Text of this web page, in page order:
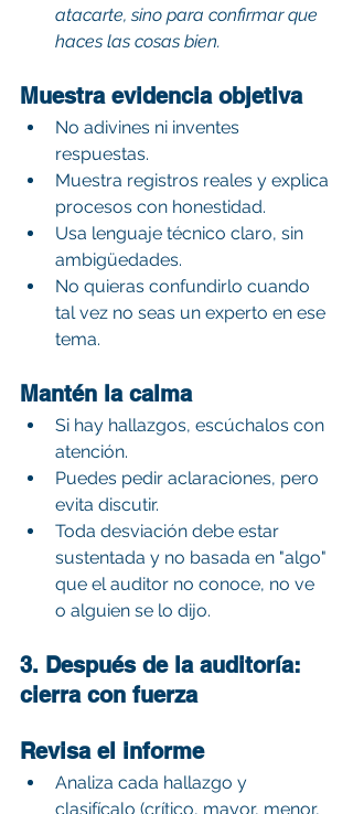
atacarte, sino para confirmar que
haces las cosas bien.
Muestra evidencia objetiva
No adivines ni inventes
respuestas.
Muestra registros reales y explica
procesos con honestidad.
Usa lenguaje técnico claro, sin
ambigüedades.
No quieras confundirlo cuando
tal vez no seas un experto en ese
tema.
Mantén la calma
Si hay hallazgos, escúchalos con
atención.
Puedes pedir aclaraciones, pero
evita discutir.
Toda desviación debe estar
sustentada y no basada en "algo"
que el auditor no conoce, no ve
o alguien se lo dijo.
3. Después de la auditoría:
cierra con fuerza
Revisa el informe
Analiza cada hallazgo y
clasifícalo (crítico, mayor, menor,